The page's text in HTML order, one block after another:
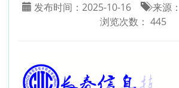
发布时间： 2025-10-16 来源：
浏览次数： 445